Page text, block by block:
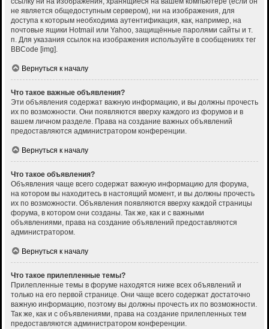
не является общедоступным сервером), ни на изображения, для
доступа к которым необходима аутентификация, как, например, на
почтовые ящики Hotmail или Yahoo, защищённые паролями сайты и т.
п. Для указания ссылок на изображения используйте в сообщениях тег
BBCode [img].
Вернуться к началу
Что такое важные объявления?
Эти объявления содержат важную информацию, и вы должны прочесть
их по возможности. Они появляются вверху каждого из форумов и в
вашем личном разделе. Права на создание важных объявлений
предоставляются администратором конференции.
Вернуться к началу
Что такое объявления?
Объявления чаще всего содержат важную информацию для форума,
на котором вы находитесь в настоящий момент, и вы должны прочесть
их по возможности. Объявления появляются вверху каждой страницы
форума, в котором они созданы. Так же, как и с важными
объявлениями, права на создание объявлений предоставляются
администратором.
Вернуться к началу
Что такое прилепленные темы?
Прилепленные темы в форуме находятся ниже всех объявлений и
только на его первой странице. Они чаще всего содержат достаточно
важную информацию, поэтому вы должны прочесть их по возможности.
Так же, как и с объявлениями, права на создание прилепленных тем
предоставляются администратором конференции.